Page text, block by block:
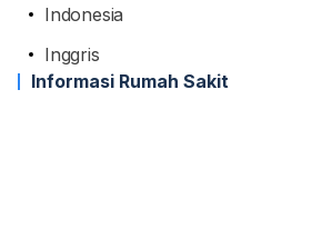
Dengan pengalaman beliau selama
terlatih dan lihai untuk memberikan
tindakan seputar kesehatan saluran
Indonesia
Inggris
Informasi Rumah Sakit